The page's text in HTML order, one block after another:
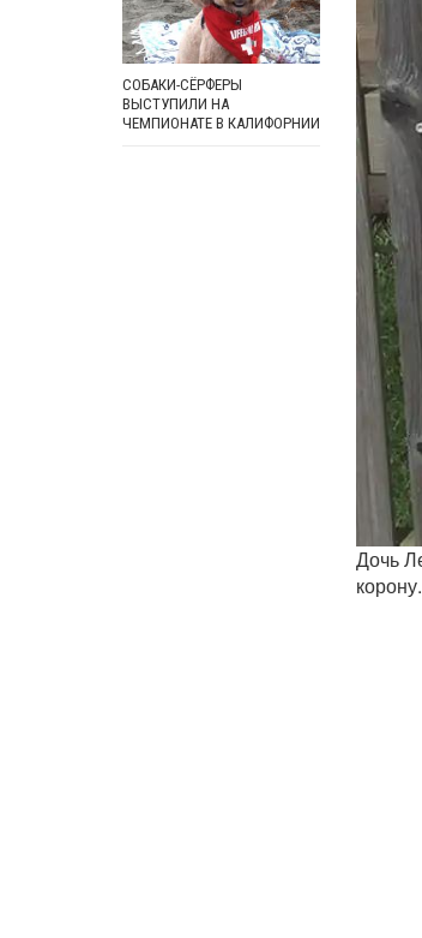
Дочь
корону.
СОБАКИ-СЁРФЕРЫ
ВЫСТУПИЛИ НА
ЧЕМПИОНАТЕ В КАЛИФОРНИИ